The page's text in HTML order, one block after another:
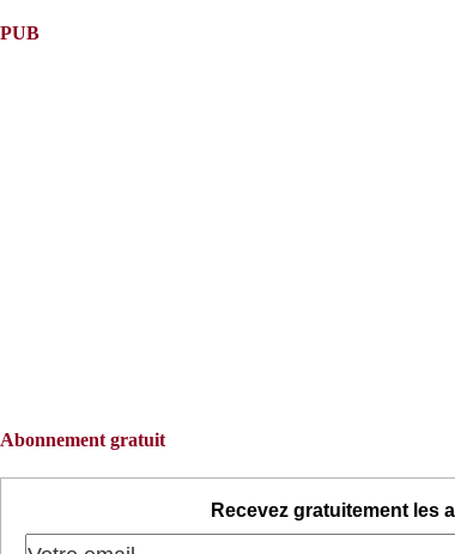
PUB
Abonnement gratuit
Recevez gratuitement les